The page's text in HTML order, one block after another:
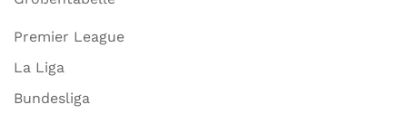
Premier League
La Liga
Bundesliga